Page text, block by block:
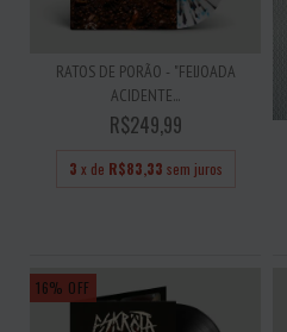
RATOS DE PORÃO - "FEIJOADA
ACIDENTE...
R$249,99
3 x de R$83,33 sem juros
16% OFF